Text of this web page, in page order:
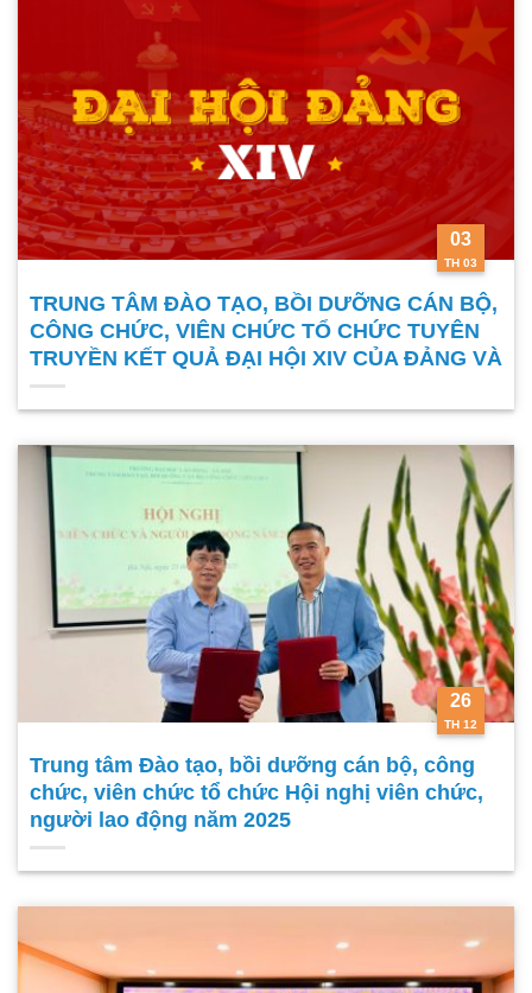
03
TH 03
TRUNG TÂM ĐÀO TẠO, BỒI DƯỠNG CÁN BỘ,
CÔNG CHỨC, VIÊN CHỨC TỔ CHỨC TUYÊN
TRUYỀN KẾT QUẢ ĐẠI HỘI XIV CỦA ĐẢNG VÀ
CÔNG TÁC BẦU CỬ ĐẠI BIỂU QUỐC HỘI, HỘI
ĐỒNG NHÂN DÂN CÁC CẤP
26
TH 12
Trung tâm Đào tạo, bồi dưỡng cán bộ, công
chức, viên chức tổ chức Hội nghị viên chức,
người lao động năm 2025